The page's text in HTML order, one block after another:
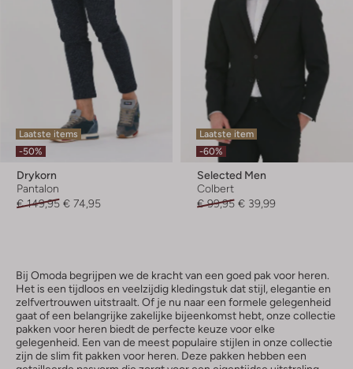
Laatste items
-50%
Drykorn
Pantalon
€ 149,95 € 74,95
Laatste item
-60%
Selected Men
Colbert
€ 99,95 € 39,99
Bij Omoda begrijpen we de kracht van een goed pak voor heren.
Het is een tijdloos en veelzijdig kledingstuk dat stijl, elegantie en
zelfvertrouwen uitstraalt. Of je nu naar een formele gelegenheid
gaat of een belangrijke zakelijke bijeenkomst hebt, onze collectie
pakken voor heren biedt de perfecte keuze voor elke
gelegenheid. Een van de meest populaire stijlen in onze collectie
zijn de slim fit pakken voor heren. Deze pakken hebben een